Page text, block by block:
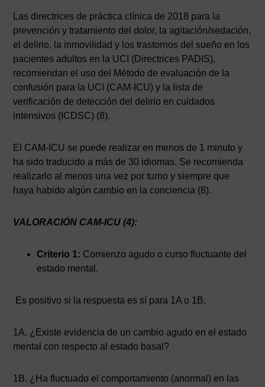
Las directrices de práctica clínica de 2018 para la
prevención y tratamiento del dolor, la agitación/sedación,
el delirio, la inmovilidad y los trastornos del sueño en los
pacientes adultos en la UCI (Directrices PADIS),
recomiendan el uso del Método de evaluación de la
confusión para la UCI (CAM-ICU) y la lista de
verificación de detección del delirio en cuidados
intensivos (ICDSC) (8).
El CAM-ICU se puede realizar en menos de 1 minuto y
ha sido traducido a más de 30 idiomas. Se recomienda
realizarlo al menos una vez por turno y siempre que
haya habido algún cambio en la conciencia (8).
VALORACIÓN CAM-ICU (4):
Criterio 1: Comienzo agudo o curso fluctuante del
estado mental.
Es positivo si la respuesta es sí para 1A o 1B.
1A. ¿Existe evidencia de un cambio agudo en el estado
mental con respecto al estado basal?
1B. ¿Ha fluctuado el comportamiento (anormal) en las